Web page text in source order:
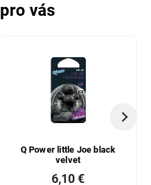
vás
Q Power little Joe black
velvet
6,10 €